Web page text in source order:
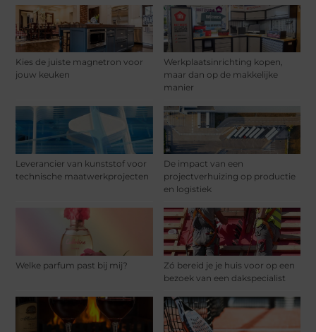
Kies de juiste magnetron voor
jouw keuken
Werkplaatsinrichting kopen,
maar dan op de makkelijke
manier
Leverancier van kunststof voor
technische maatwerkprojecten
De impact van een
projectverhuizing op productie
en logistiek
Welke parfum past bij mij?
Zó bereid je je huis voor op een
bezoek van een dakspecialist